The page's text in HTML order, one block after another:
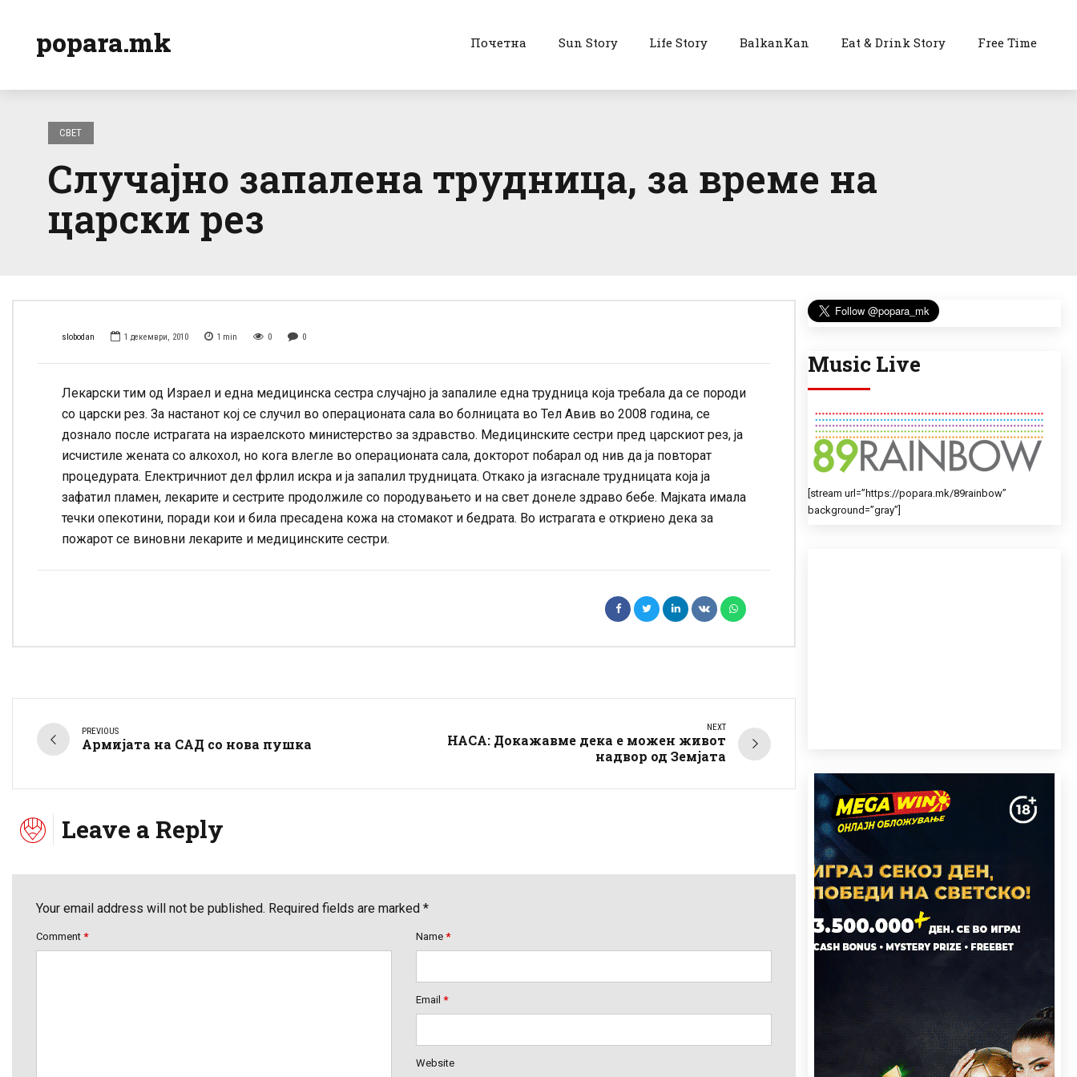
popara.mk Почетна Sun Story Life Story BalkanKan Eat & Drink Story Free Time
СВЕТ
Случајно запалена трудница, за време на
царски рез
slobodan 1 декември, 2010 1 min 0 0
Лекарски тим од Израел и една медицинска сестра случајно ја запалиле една трудница која требала да се породи
со царски рез. За настанот кој се случил во операционата сала во болницата во Тел Авив во 2008 година, се
дознало после истрагата на израелското министерство за здравство. Медицинските сестри пред царскиот рез, ја
исчистиле жената со алкохол, но кога влегле во операционата сала, докторот побарал од нив да ја повторат
процедурата. Електричниот дел фрлил искра и ја запалил трудницата. Откако ја изгаснале трудницата која ја
зафатил пламен, лекарите и сестрите продолжиле со породувањето и на свет донеле здраво бебе. Мајката имала
течки опекотини, поради кои и била пресадена кожа на стомакот и бедрата. Во истрагата е откриено дека за
пожарот се виновни лекарите и медицинските сестри.
PREVIOUS
Армијата на САД со нова пушка
NEXT
НАСА: Докажавме дека е можен живот
надвор од Земјата
Leave a Reply
Your email address will not be published. Required fields are marked *
Comment * Name *
Email *
Website
Music Live
[stream url=”https://popara.mk/89rainbow”
background=”gray”]